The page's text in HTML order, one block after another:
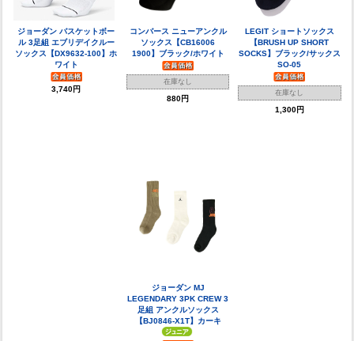
ジョーダン バスケットボー
ル 3足組 エブリデイクルー
ソックス【DX9632-100】ホ
ワイト
3,740円
コンバース ニューアンクル
ソックス【CB16006
1900】ブラック/ホワイト
在庫なし
880円
LEGIT ショートソックス
【BRUSH UP SHORT
SOCKS】ブラック/サックス
SO-05
在庫なし
1,300円
ジョーダン MJ
LEGENDARY 3PK CREW 3
足組 アンクルソックス
【BJ0846-X1T】カーキ